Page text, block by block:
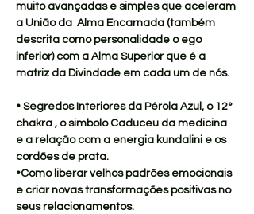
muito avançadas e simples que aceleram
a União da  Alma Encarnada (também
descrita como personalidade o ego
inferior) com a Alma Superior que é a
matriz da Divindade em cada um de nós.
• Segredos Interiores da Pérola Azul, o 12°
chakra , o simbolo Caduceu da medicina
e a relação com a energia kundalini e os
cordões de prata.
•Como liberar velhos padrões emocionais
e criar novas transformações positivas no
seus relacionamentos.